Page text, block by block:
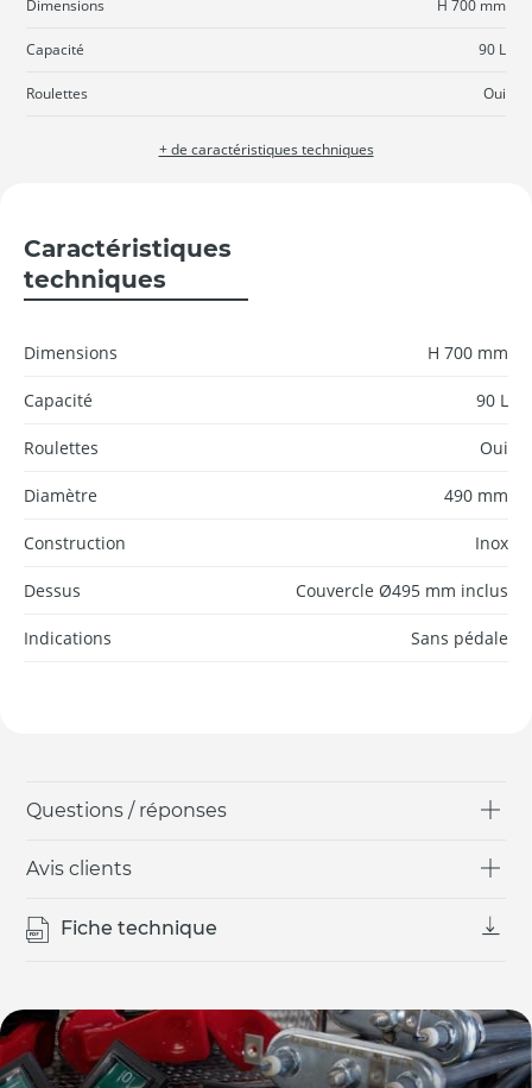
Dimensions H 700 mm
Capacité 90 L
Roulettes Oui
+ de caractéristiques techniques
Questions / réponses
Avis clients
Fiche technique
Caractéristiques
techniques
Dimensions H 700 mm
Capacité 90 L
Roulettes Oui
Diamètre 490 mm
Construction Inox
Dessus Couvercle Ø495 mm inclus
Indications Sans pédale